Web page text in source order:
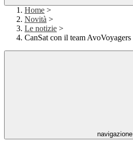
Home >
Novità >
Le notizie >
CanSat con il team AvoVoyagers
navigazione